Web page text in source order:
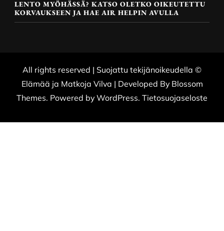
LENTO MYÖHÄSSÄ? KATSO OLETKO OIKEUTETTU
KORVAUKSEEN JA HAE AIR HELPIN AVULLA
All rights reserved | Suojattu tekijänoikeudella ©
Elämää ja Matkoja Vilva | Developed By Blossom
Themes. Powered byWordPress. Tietosuojaseloste